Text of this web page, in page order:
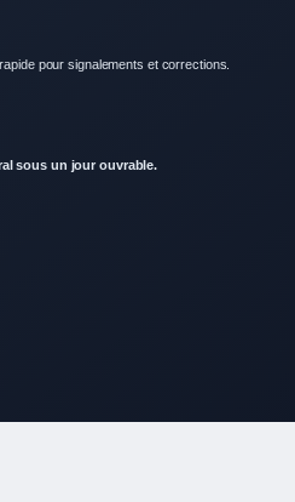
pour signalements et corrections.
sous un jour ouvrable.